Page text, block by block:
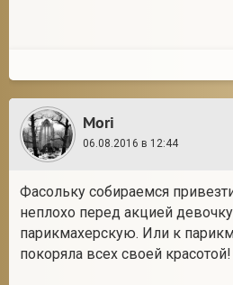
Mori
06.08.2016 в 12:44
Фасольку собираемся
неплохо перед акцией
парикмахерскую. Или к
покоряла всех своей красотой!